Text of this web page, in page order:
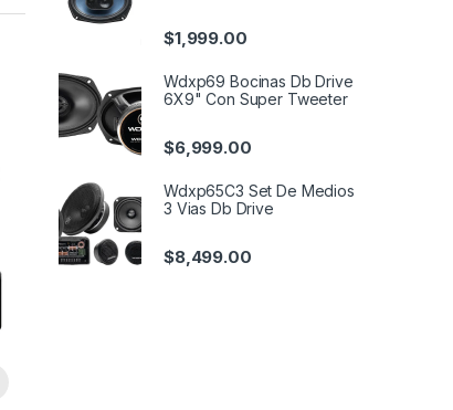
$1,999.00
Wdxp69 Bocinas Db Drive
6X9" Con Super Tweeter
$6,999.00
Wdxp65C3 Set De Medios
3 Vias Db Drive
$8,499.00